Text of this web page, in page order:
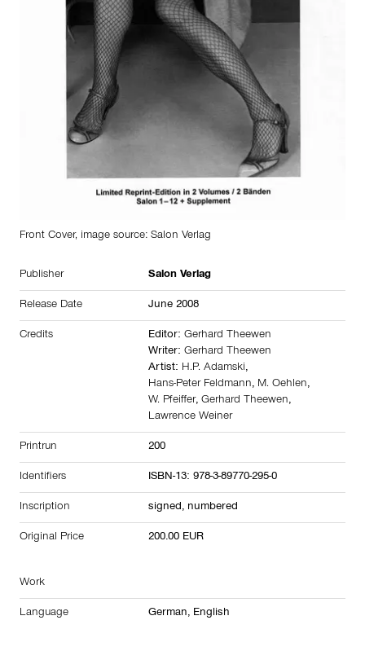
Front Cover, image source: Salon Verlag
Publisher Salon Verlag
Release Date June 2008
Credits Editor: Gerhard Theewen
Writer: Gerhard Theewen
Artist: H.P. Adamski,
Hans-Peter Feldmann, M. Oehlen,
W. Pfeiffer, Gerhard Theewen,
Lawrence Weiner
Printrun 200
Identifiers ISBN-13: 978-3-89770-295-0
Inscription signed, numbered
Original Price 200.00 EUR
Work
Language German, English